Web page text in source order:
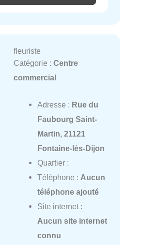
fleuriste
Catégorie : Centre
commercial
Adresse : Rue du
Faubourg Saint-
Martin, 21121
Fontaine-lès-Dijon
Quartier :
Téléphone : Aucun
téléphone ajouté
Site internet :
Aucun site internet
connu